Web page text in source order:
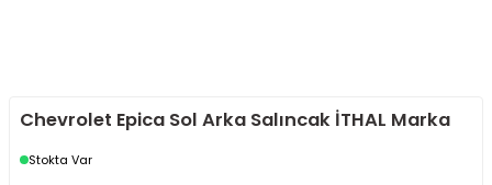
Chevrolet Epica Sol Arka Salıncak İTHAL Marka
Stokta Var